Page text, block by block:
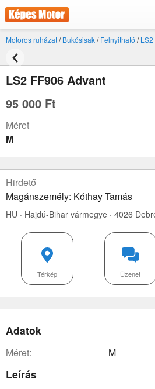
Motoros ruházat/Bukósisak/Felnyitható /LS2
LS2 FF906 Advant
95 000 Ft
Méret
M
Hirdető
Magánszemély: Kóthay Tamás
HU · Hajdú-Bihar vármegye · 4026
Üzenet
Térkép
Adatok
méret: M
Leírás